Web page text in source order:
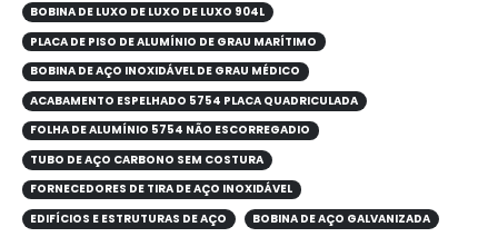
BOBINA DE LUXO DE LUXO DE LUXO 904L
PLACA DE PISO DE ALUMÍNIO DE GRAU MARÍTIMO
BOBINA DE AÇO INOXIDÁVEL DE GRAU MÉDICO
ACABAMENTO ESPELHADO 5754 PLACA QUADRICULADA
FOLHA DE ALUMÍNIO 5754 NÃO ESCORREGADIO
TUBO DE AÇO CARBONO SEM COSTURA
FORNECEDORES DE TIRA DE AÇO INOXIDÁVEL
EDIFÍCIOS E ESTRUTURAS DE AÇO
BOBINA DE AÇO GALVANIZADA